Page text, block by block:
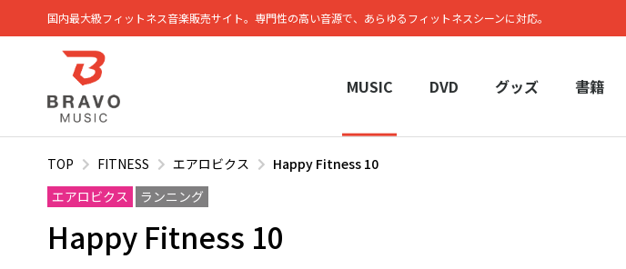
国内最大級フィットネス⾳楽販売サイト。専⾨性の⾼い⾳源で、あらゆるフィットネスシーンに対応。
MUSIC DVD グッズ 書籍
TOP FITNESS エアロビクス
Happy Fitness 10
エアロビクス
ランニング
Happy Fitness 10